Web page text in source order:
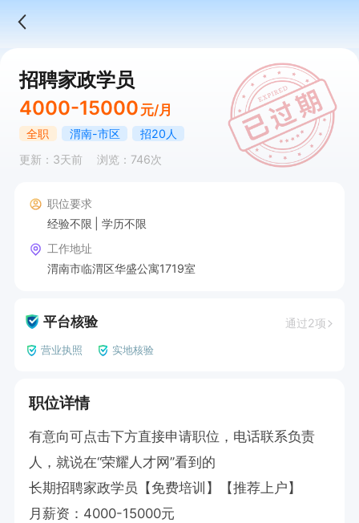
招聘家政学员
4000-15000 元/月
全职 渭南-市区
招20人
更新：3天前
浏览：746次
职位要求
经验不限
学历不限
工作地址
渭南市临渭区华盛公寓1719室
平台核验 通过2项
营业执照 实地核验
职位详情
有意向可点击下方直接申请职位，电话联系负责
人，就说在“荣耀人才网”看到的
长期招聘家政学员【免费培训】【推荐上户】
月薪资：4000-15000元